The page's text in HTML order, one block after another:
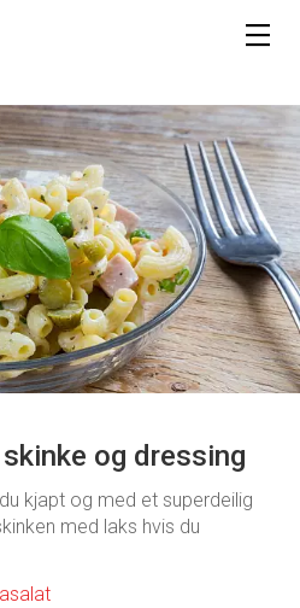
og dressing
kjapt og med et superdeilig
med laks hvis du